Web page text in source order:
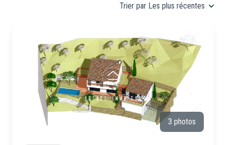
Commerciaux
NOUS
REJOINDRE
Trier par Les plus récentes
3 photos